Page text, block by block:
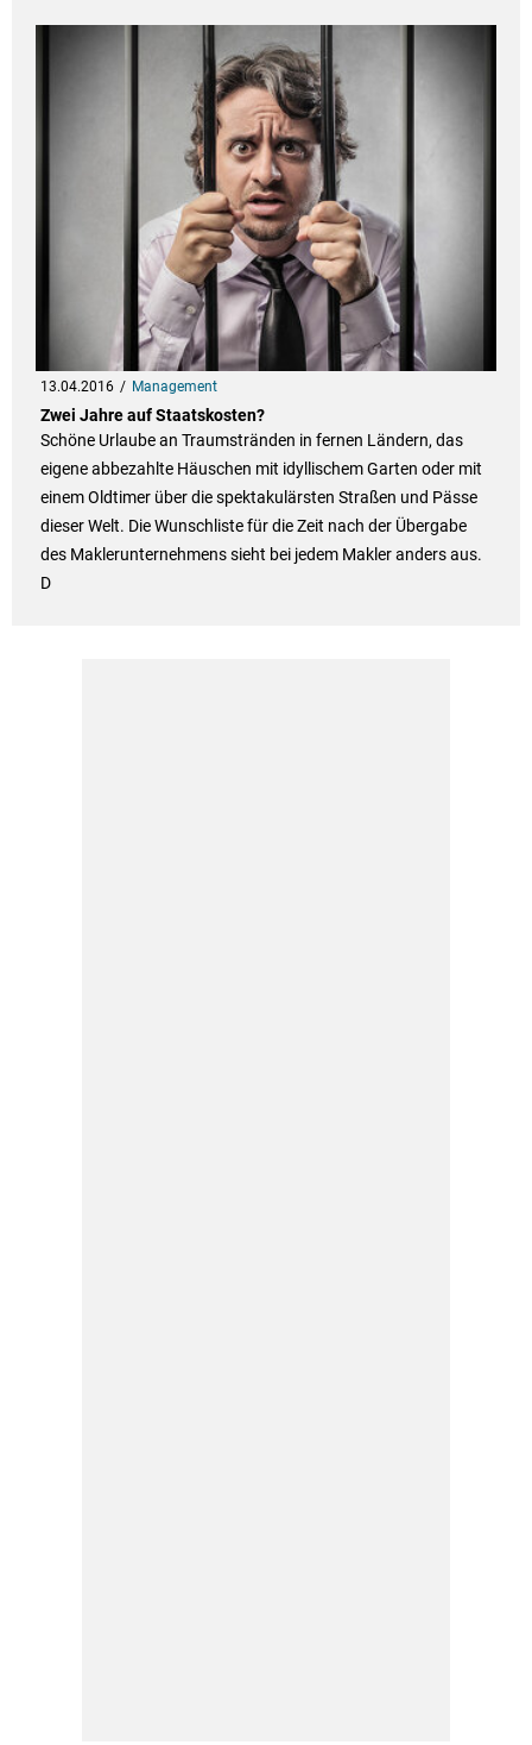
13.04.2016 Management
Zwei Jahre auf Staatskosten?
Schöne Urlaube an Traumstränden in fernen Ländern, das
eigene abbezahlte Häuschen mit idyllischem Garten oder mit
einem Oldtimer über die spektakulärsten Straßen und Pässe
dieser Welt. Die Wunschliste für die Zeit nach der Übergabe
des Maklerunternehmens sieht bei jedem Makler anders aus.
D